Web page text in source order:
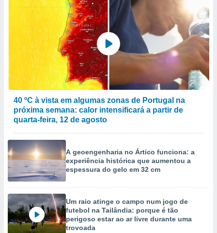
40 ºC à vista em algumas zonas de Portugal na
próxima semana: calor intensificará a partir de
quarta-feira, 12 de agosto
A geoengenharia no Ártico funciona: a
experiência histórica que aumentou a
espessura do gelo em 32 cm
Um raio atinge o campo num jogo de
futebol na Tailândia: porque é tão
perigoso estar ao ar livre durante uma
trovoada